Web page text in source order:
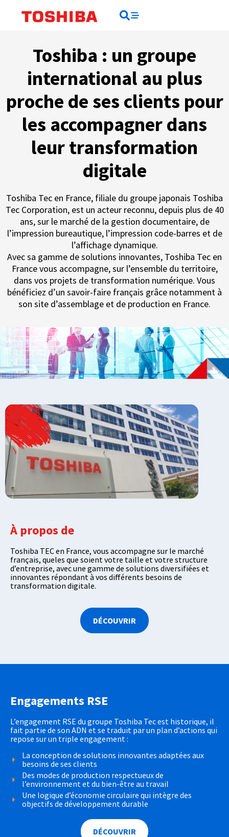
Toshiba : un groupe
international au plus
proche de ses clients pour
les accompagner dans
leur transformation
digitale
Toshiba Tec en France, filiale du groupe japonais Toshiba
Tec Corporation, est un acteur reconnu, depuis plus de 40
ans, sur le marché de la gestion documentaire, de
l’impression bureautique, l’impression code-barres et de
l’affichage dynamique.
Avec sa gamme de solutions innovantes, Toshiba Tec en
France vous accompagne, sur l’ensemble du territoire,
dans vos projets de transformation numérique. Vous
bénéficiez d’un savoir-faire français grâce notamment à
son site d’assemblage et de production en France.
À propos de
Toshiba TEC en France, vous accompagne sur le marché
français, queles que soient votre taille et votre structure
d’entreprise, avec une gamme de solutions diversifiées et
innovantes répondant à vos différents besoins de
transformation digitale.
DÉCOUVRIR
Engagements RSE
L’engagement RSE du groupe Toshiba Tec est historique, il
fait partie de son ADN et se traduit par un plan d’actions qui
repose sur un triple engagement :
La conception de solutions innovantes adaptées aux
besoins de ses clients
Des modes de production respectueux de
l’environnement et du bien-être au travail
Une logique d’économie circulaire qui intègre des
objectifs de développement durable
DÉCOUVRIR